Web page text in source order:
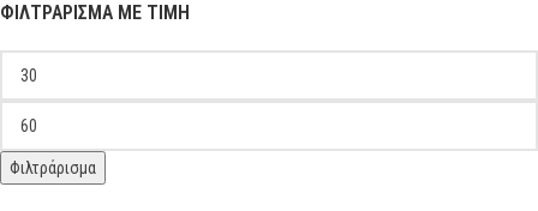
ΦΙΛΤΡΆΡΙΣΜΑ ΜΕ ΤΙΜΉ
Φιλτράρισμα